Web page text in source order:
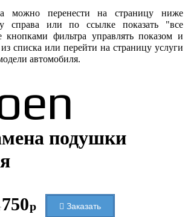
можно перенести на страницу ниже
справа или по ссылке показать "все
кнопками фильтра управлять показом и
из списка или перейти на страницу услуги
автомобиля.
подушки
750р Заказать